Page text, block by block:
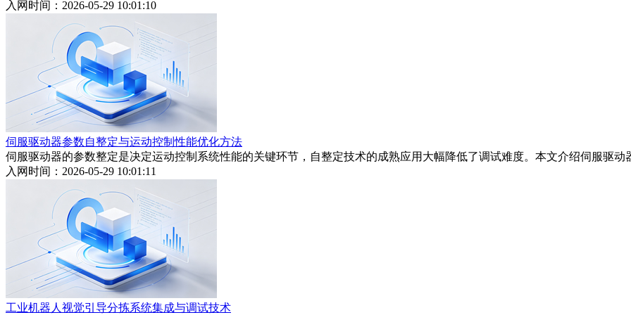
入网时间：2026-05-29 10:01:10
伺服驱动器参数自整定与运动控制性能优化方法
伺服驱动器的参数整定是决定运动控制系统性能的关键环节，自整定技术的成熟应用大幅降低了调试难度。本文介绍伺服驱
入网时间：2026-05-29 10:01:11
工业机器人视觉引导分拣系统集成与调试技术